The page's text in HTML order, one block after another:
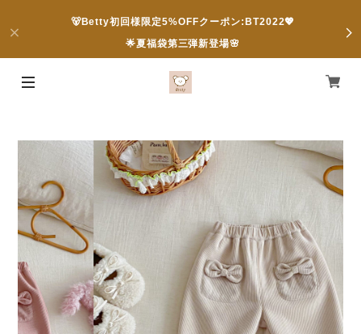
🐻Betty初回様限定5%OFFクーポン:BT2022💖
🌟夏福袋第三弾新登場🌸